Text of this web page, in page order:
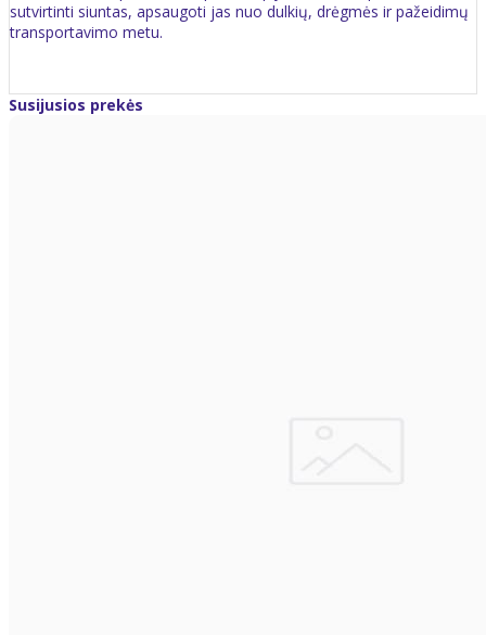
sutvirtinti siuntas, apsaugoti jas nuo dulkių, drėgmės ir pažeidimų
transportavimo metu.
Susijusios prekės